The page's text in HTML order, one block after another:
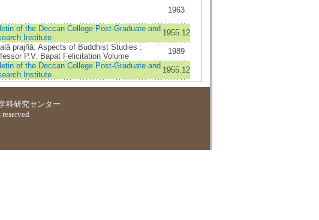
1963
of the Deccan College Post-Graduate and
Institute
1955.12
prajñā: Aspects of Buddhist Studies :
P.V. Bapat Felicitation Volume
1989
of the Deccan College Post-Graduate and
Institute
1955.12
科研究センター